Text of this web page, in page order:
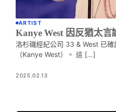
ARTIST
Kanye West 因反猶太
洛杉磯經紀公司 33 & West 已
（Kanye West）。 這 […]
2025.02.13